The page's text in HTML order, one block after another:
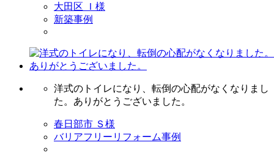
大田区 Ｉ様
新築事例
洋式のトイレになり、転倒の心配がなくなりまし
た。ありがとうございました。
春日部市 Ｓ様
バリアフリーリフォーム事例